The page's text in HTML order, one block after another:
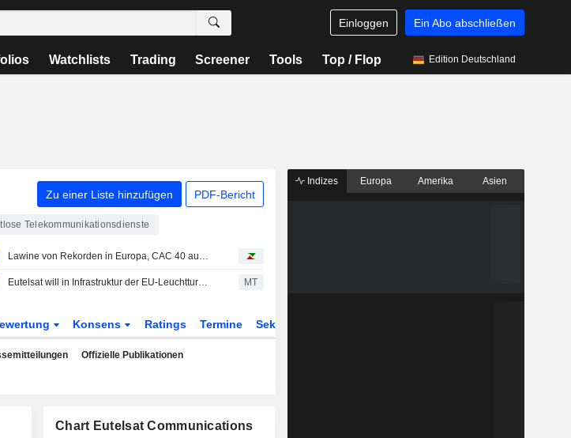
Einloggen Ein Abo abschließen
Watchlists Trading Screener Tools Top / Flop Edition Deutschland
Zu einer Liste hinzufügen PDF-Bericht
Telekommunikationsdienste
Lawine von Rekorden in Europa, CAC 40 auf Höchststand
Eutelsat will in Infrastruktur der EU-Leuchtturm-Satellitenkonstellation investieren MT
Konsens Ratings Termine Sektor
Offizielle Publikationen
Chart Eutelsat Communications
Indizes Europa Amerika Asien